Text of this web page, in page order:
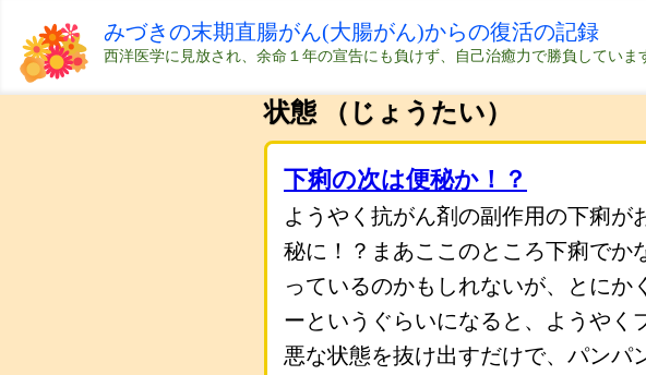
みづきの末期直腸がん(大腸がん)からの復活の記録
西洋医学に見放され、余命１年の宣告にも負けず、自己治癒力で勝負していま
状態 （じょうたい）
下痢の次は便秘か！？
ようやく抗がん剤の副作用の下痢
秘に！？まあここのところ下痢でか
っているのかもしれないが、とにか
ーというぐらいになると、ようやく
悪な状態を抜け出すだけで、パンパ